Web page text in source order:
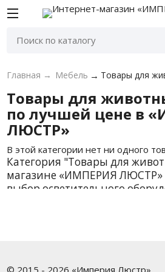
Главная → Мебель → Товары для
Товары для
по лучшей цене в
ЛЮСТР»
В этой категории нет ни одного
Категория "Товары для
магазине «ИМПЕРИЯ ЛЮСТР»
выбор осветительного
проверенных брендов. В
© 2015 - 2026 «Империя Люстр»